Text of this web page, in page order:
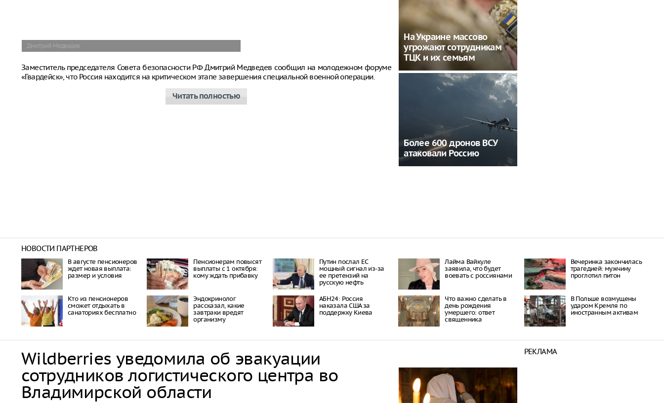
Дмитрий Медведев
Заместитель председателя Совета безопасности РФ Дмитрий Медведев сообщил на молодежном форуме
«Гвардейск», что Россия находится на критическом этапе завершения специальной военной операции.
Читать полностью
На Украине массово
угрожают сотрудникам
ТЦК и их семьям
Более 600 дронов ВСУ
атаковали Россию
НОВОСТИ ПАРТНЕРОВ
В августе пенсионеров
ждет новая выплата:
размер и условия
Пенсионерам повысят
выплаты с 1 октября:
кому ждать прибавку
Путин послал ЕС
мощный сигнал из-за
ее претензий на
русскую нефть
Лайма Вайкуле
заявила, что будет
воевать с россиянами
Вечеринка закончилась
трагедией: мужчину
проглотил питон
Кто из пенсионеров
сможет отдыхать в
санаториях бесплатно
Эндокринолог
рассказал, какие
завтраки вредят
организму
АБН24: Россия
наказала США за
поддержку Киева
Что важно сделать в
день рождения
умершего: ответ
священника
В Польше возмущены
ударом Кремля по
иностранным активам
Wildberries уведомила об эвакуации
сотрудников логистического центра во
Владимирской области
РЕКЛАМА